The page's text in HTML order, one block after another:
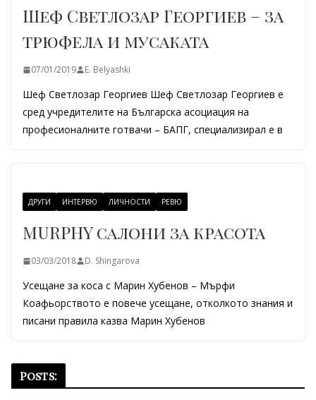
Шеф Светлозар Георгиев – за
трюфела и мусаката
07/01/2019 E. Belyashki
Шеф Светлозар Георгиев Шеф Светлозар Георгиев е
сред учредителите на Българска асоциация на
професионалните готвачи – БАПГ, специализирал е в
ДРУГИ ИНТЕРВЮ ЛИЧНОСТИ РЕВЮ
MURPHY салони за красота
03/03/2018 D. Shingarova
Усещане за коса с Марин Хубенов – Мърфи
Коафьорството е повече усещане, отколкото знания и
писани правила казва Марин Хубенов
Posts: